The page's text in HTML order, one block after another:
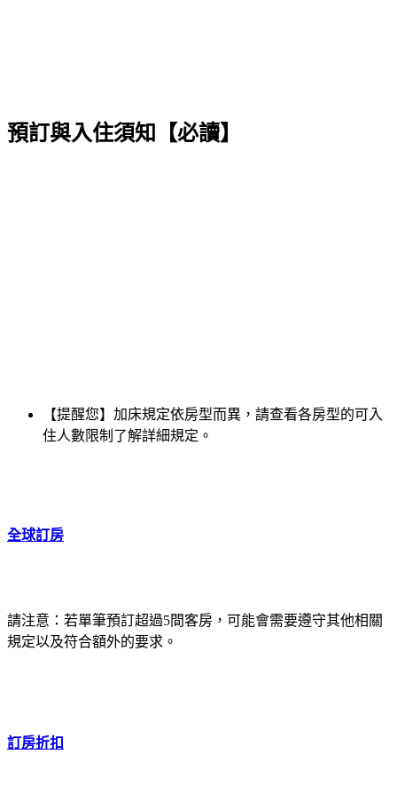
預訂與入住須知【必讀】
【提醒您】加床規定依房型而異，請查看各房型的可入
住人數限制了解詳細規定。
全球訂房
請注意：若單筆預訂超過5間客房，可能會需要遵守其他相關
規定以及符合額外的要求。
訂房折扣